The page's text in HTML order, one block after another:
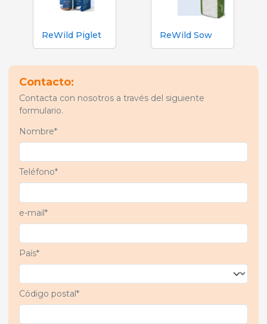
ReWild Piglet ReWild Sow
Contacto:
Contacta con nosotros a través del siguiente
formulario.
Nombre*
Teléfono*
e-mail*
País*
Código postal*